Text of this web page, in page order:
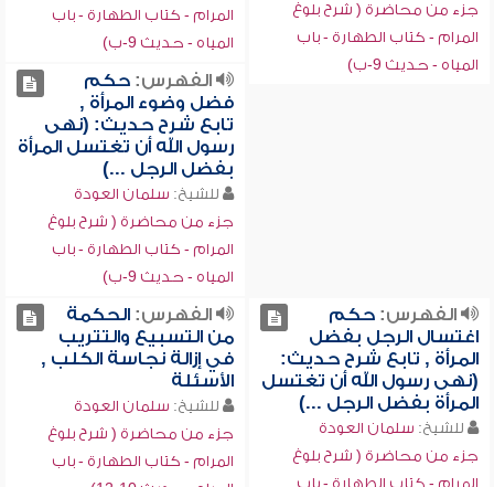
جزء من محاضرة ( شرح بلوغ
المرام - كتاب الطهارة - باب
المياه - حديث 9-ب)
المرام - كتاب الطهارة - باب
المياه - حديث 9-ب)
الفهرس:حكم
فضل وضوء المرأة ,
تابع شرح حديث: (نهى
رسول الله أن تغتسل المرأة
بفضل الرجل ...)
للشيخ: سلمان العودة
جزء من محاضرة ( شرح بلوغ
المرام - كتاب الطهارة - باب
المياه - حديث 9-ب)
الفهرس:حكم
اغتسال الرجل بفضل
المرأة , تابع شرح حديث:
(نهى رسول الله أن تغتسل
المرأة بفضل الرجل ...)
للشيخ: سلمان العودة
جزء من محاضرة ( شرح بلوغ
المرام - كتاب الطهارة - باب
الفهرس:الحكمة
من التسبيع والتتريب
في إزالة نجاسة الكلب ,
الأسئلة
للشيخ: سلمان العودة
جزء من محاضرة ( شرح بلوغ
المرام - كتاب الطهارة - باب